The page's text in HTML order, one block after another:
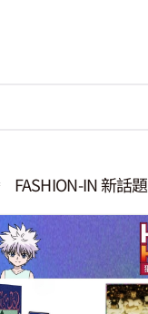
FASHION-IN 新話題